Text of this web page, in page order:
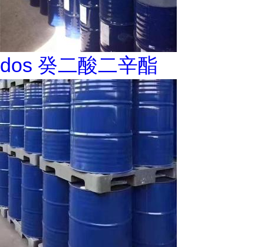
dos 癸二酸二辛酯